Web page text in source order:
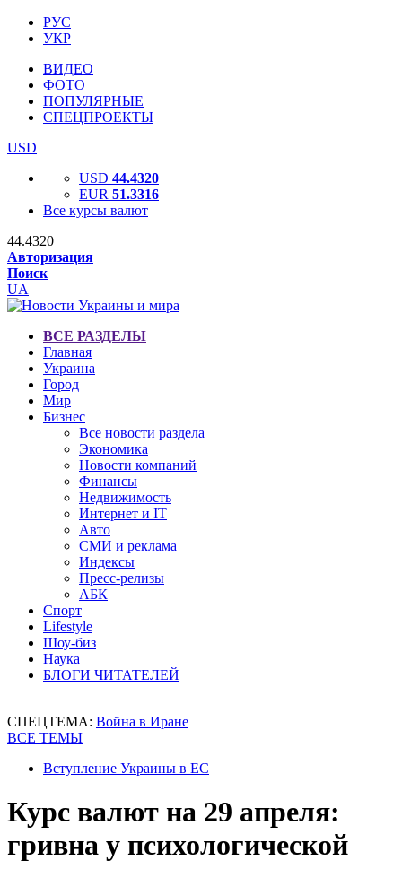
РУС
УКР
ВИДЕО
ФОТО
ПОПУЛЯРНЫЕ
СПЕЦПРОЕКТЫ
USD
USD 44.4320
EUR 51.3316
Все курсы валют
44.4320
Авторизация
Поиск
UA
ВСЕ РАЗДЕЛЫ
Главная
Украина
Город
Мир
Бизнес
Все новости раздела
Экономика
Новости компаний
Финансы
Недвижимость
Интернет и IT
Авто
СМИ и реклама
Индексы
Пресс-релизы
АБК
Спорт
Lifestyle
Шоу-биз
Наука
БЛОГИ ЧИТАТЕЛЕЙ
СПЕЦТЕМА: Война в Иране
ВСЕ ТЕМЫ
Вступление Украины в ЕС
Курс валют на 29 апреля:
гривна у психологической